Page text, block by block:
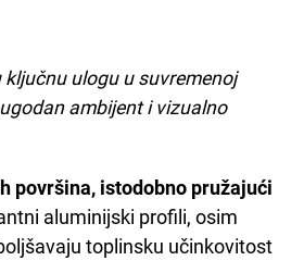
ulogu u suvremenoj
ambijent i vizualno
površina, istodobno pružajući
aluminijski profili, osim
toplinsku učinkovitost